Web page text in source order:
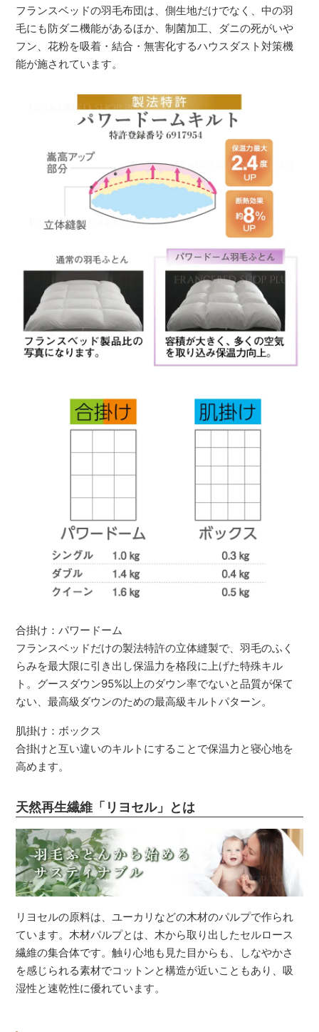
フランスベッドの羽毛布団は、側生地だけでなく、中の羽
毛にも防ダニ機能があるほか、制菌加工、ダニの死がいや
フン、花粉を吸着・結合・無害化するハウスダスト対策機
能が施されています。
合掛け：パワードーム
フランスベッドだけの製法特許の立体縫製で、羽毛のふく
らみを最大限に引き出し保温力を格段に上げた特殊キル
ト。グースダウン95%以上のダウン率でないと品質が保て
ない、最高級ダウンのための最高級キルトパターン。
肌掛け：ボックス
合掛けと互い違いのキルトにすることで保温力と寝心地を
高めます。
天然再生繊維「リヨセル」とは
リヨセルの原料は、ユーカリなどの木材のパルプで作られ
ています。木材パルプとは、木から取り出したセルロース
繊維の集合体です。触り心地も見た目からも、しなやかさ
を感じられる素材でコットンと構造が近いこともあり、吸
湿性と速乾性に優れています。